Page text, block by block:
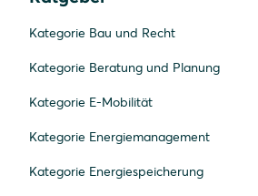
Kategorie Bau und Recht
Kategorie Beratung und Planung
Kategorie E-Mobilität
Kategorie Energiemanagement
Kategorie Energiespeicherung